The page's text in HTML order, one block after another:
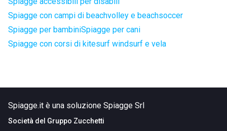
Spiagge con campi di beachvolley e beachsoccer
Spiagge per bambiniSpiagge per cani
Spiagge con corsi di kitesurf windsurf e vela
Spiagge.it è una soluzione Spiagge Srl
Società del Gruppo Zucchetti